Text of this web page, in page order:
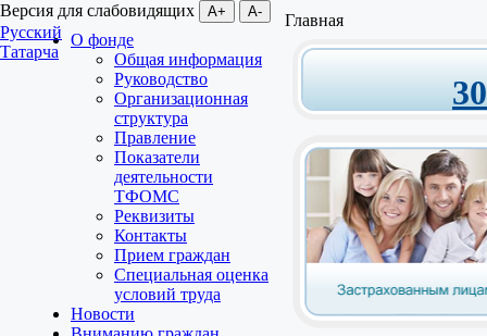
Версия для слабовидящих
A+ A-
Русский
Татарча
О фонде
Общая информация
Руководство
Организационная
структура
Правление
Показатели
деятельности
ТФОМС
Реквизиты
Контакты
Прием граждан
Специальная оценка
условий труда
Новости
Главная